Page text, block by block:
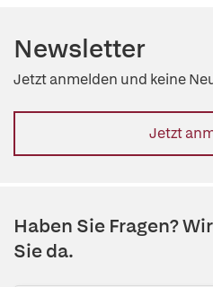
Newsletter
Jetzt anmelden und keine
Jetzt
Haben Sie Fragen?
Sie da.